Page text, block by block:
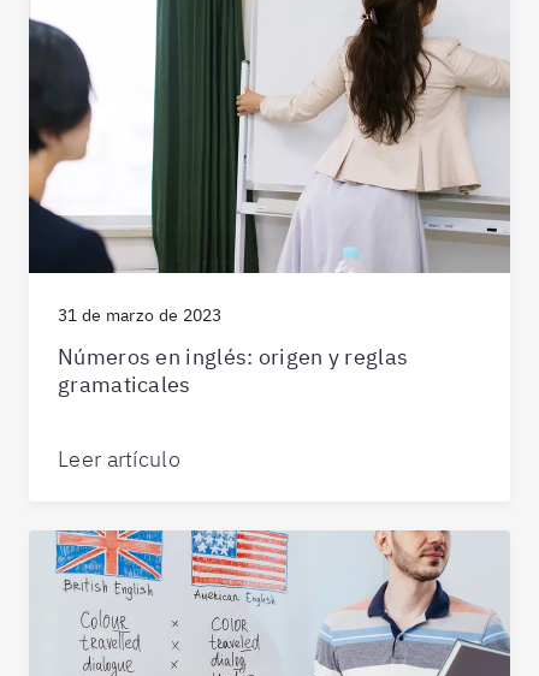
31 de marzo de 2023
Números en inglés: origen y reglas
gramaticales
Leer artículo